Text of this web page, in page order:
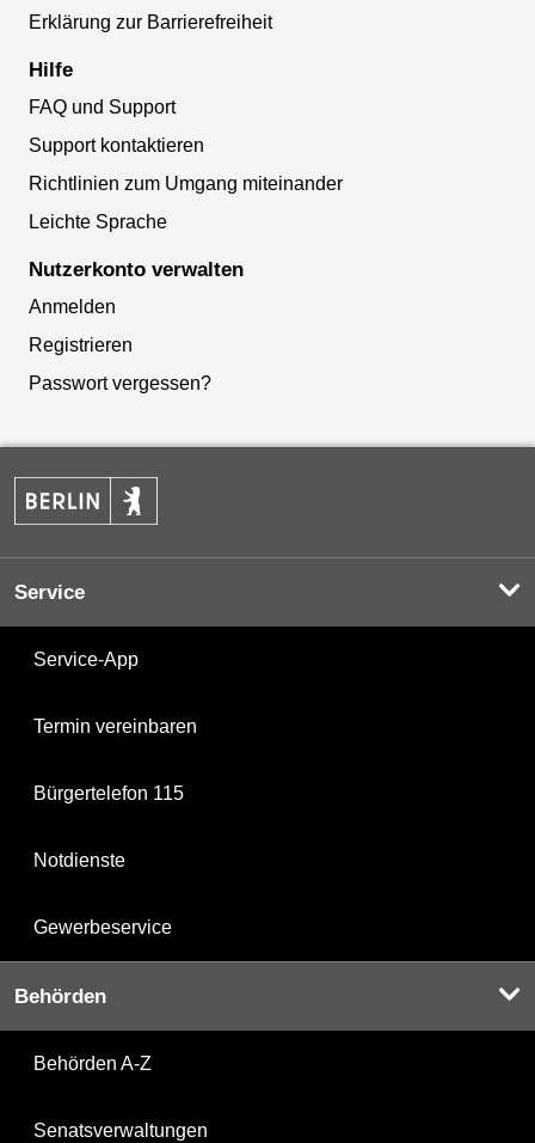
Erklärung zur Barrierefreiheit
Hilfe
FAQ und Support
Support kontaktieren
Richtlinien zum Umgang miteinander
Leichte Sprache
Nutzerkonto verwalten
Anmelden
Registrieren
Passwort vergessen?
Service
Service-App
Termin vereinbaren
Bürgertelefon 115
Notdienste
Gewerbeservice
Behörden
Behörden A-Z
Senatsverwaltungen